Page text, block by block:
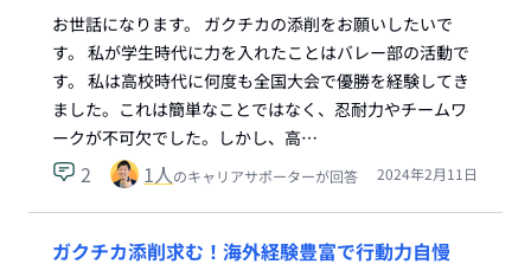
お世話になります。 ガクチカの添削をお願いしたいで
す。 私が学生時代に力を入れたことはバレー部の活動で
す。 私は高校時代に何度も全国大会で優勝を経験してき
ました。これは簡単なことではなく、忍耐力やチームワ
ークが不可欠でした。しかし、高…
2 1人のキャリアサポーターが回答 2024年2月11日
ガクチカ添削求む！海外経験豊富で行動力自慢